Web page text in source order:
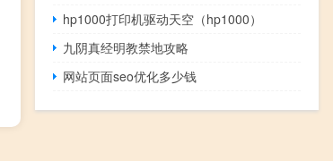
hp1000打印机驱动天空（hp1000）
九阴真经明教禁地攻略
网站页面seo优化多少钱